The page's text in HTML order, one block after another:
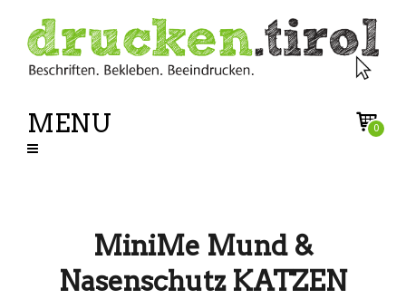
MENU 0
MiniMe Mund &
Nasenschutz KATZEN